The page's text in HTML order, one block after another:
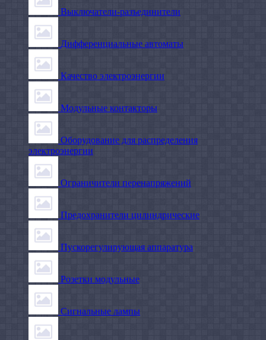
Выключатели-разъединители
Дифференциальные автоматы
Качество электроэнергии
Модульные контакторы
Оборудование для распределения
электроэнергии
Ограничители перенапряжений
Предохранители цилиндрические
Пускорегулирующая аппаратура
Розетки модульные
Сигнальные лампы